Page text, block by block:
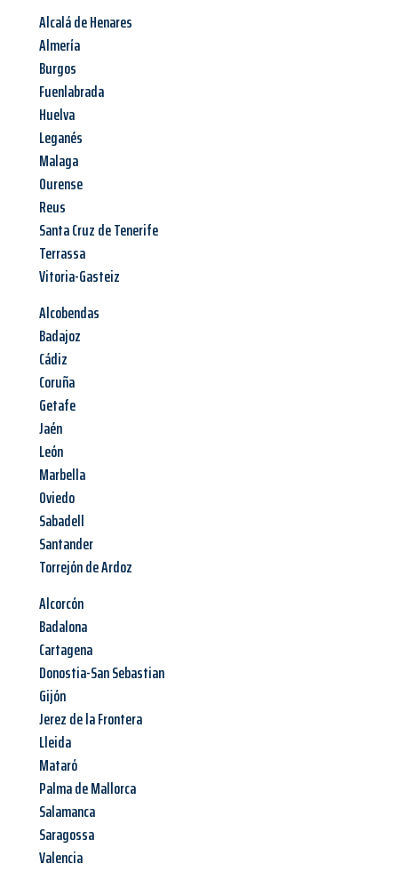
Alcalá de Henares
Almería
Burgos
Fuenlabrada
Huelva
Leganés
Malaga
Ourense
Reus
Santa Cruz de Tenerife
Terrassa
Vitoria-Gasteiz
Alcobendas
Badajoz
Cádiz
Coruña
Getafe
Jaén
León
Marbella
Oviedo
Sabadell
Santander
Torrejón de Ardoz
Alcorcón
Badalona
Cartagena
Donostia-San Sebastian
Gijón
Jerez de la Frontera
Lleida
Mataró
Palma de Mallorca
Salamanca
Saragossa
Valencia